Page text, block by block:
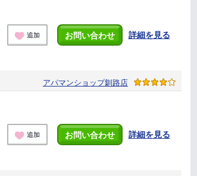
追加 お問い合わせ 詳細を見る
アパマンショップ釧路店
追加 お問い合わせ 詳細を見る